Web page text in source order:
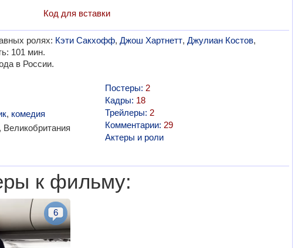
Код для вставки
ролях: Кэти Сакхофф, Джош Хартнетт, Джулиан Костов,
101 мин.
в России.
, комедия
Постеры: 2
Кадры: 18
Трейлеры: 2
Комментарии: 29
Актеры и роли
к фильму:
6